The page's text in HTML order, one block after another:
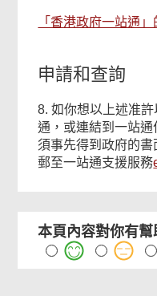
「香港政府一站通
申請和查詢
8. 如你想以上述准
通，或連結到一站通
須事先得到政府的
郵至一站通支援服務
本頁內容對你有幫